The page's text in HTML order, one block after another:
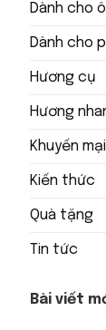
Dành cho
Dành cho
Hương cụ
Hương
Khuyến mại
Kiến thức
Quà tặng
Tin tức
Bài viết